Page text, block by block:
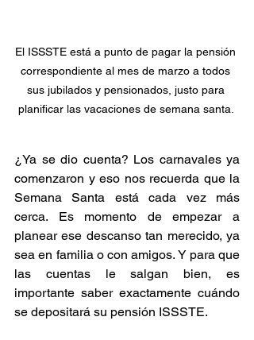
El ISSSTE está a punto de pagar la pensión
correspondiente al mes de marzo a todos
sus jubilados y pensionados, justo para
planificar las vacaciones de semana santa.
¿Ya se dio cuenta? Los carnavales ya
comenzaron y eso nos recuerda que la
Semana Santa está cada vez más
cerca. Es momento de empezar a
planear ese descanso tan merecido, ya
sea en familia o con amigos. Y para que
las cuentas le salgan bien, es
importante saber exactamente cuándo
se depositará su pensión ISSSTE.